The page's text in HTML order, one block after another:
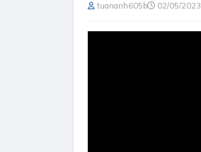
tuananh605b 02/05/2023